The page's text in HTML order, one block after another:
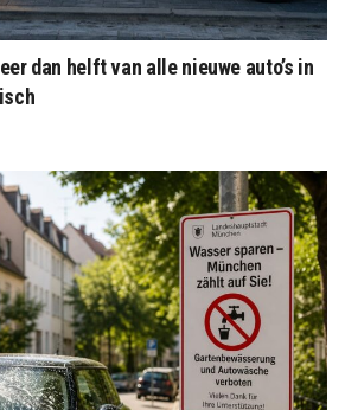
dan helft van alle nieuwe auto’s in